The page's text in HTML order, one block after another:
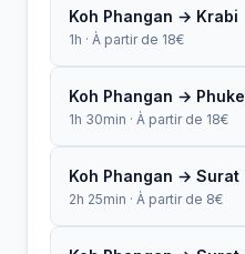
Koh Phangan → Krabi
1h · À partir de 18€
Koh Phangan →
1h 30min · À partir de 18€
Koh Phangan →
2h 25min · À partir de 8€